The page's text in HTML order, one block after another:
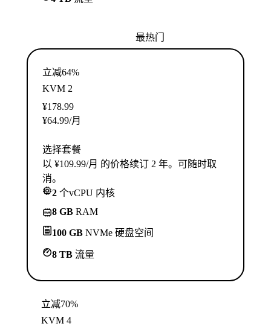
最热门
立减64%
KVM 2
¥178.99
¥64.99/月
选择套餐
以 ¥109.99/月 的价格续订 2 年。可随时取
消。
2 个vCPU 内核
8 GB RAM
100 GB NVMe 硬盘空间
8 TB 流量
立减70%
KVM 4